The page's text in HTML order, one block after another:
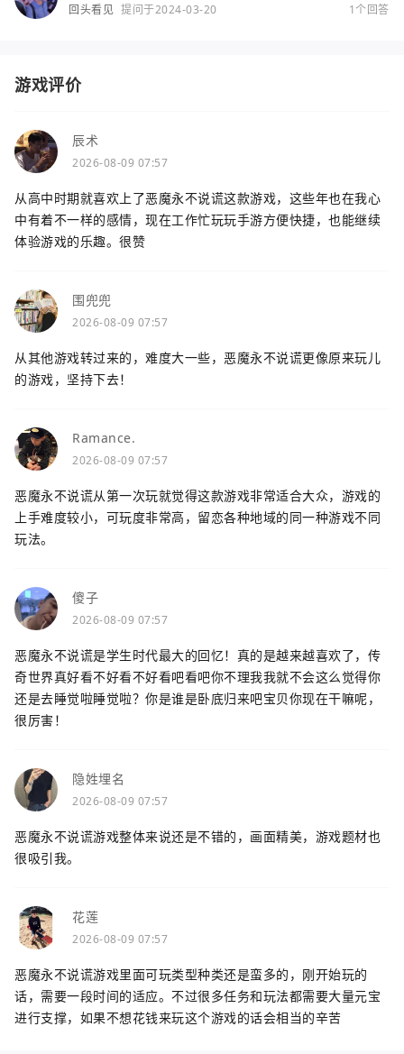
回头看见 提问于2024-03-20 1个回答
游戏评价
辰术
2026-08-09 07:57
从高中时期就喜欢上了恶魔永不说谎这款游戏，这些年也在我心
中有着不一样的感情，现在工作忙玩玩手游方便快捷，也能继续
体验游戏的乐趣。很赞
围兜兜
2026-08-09 07:57
从其他游戏转过来的，难度大一些，恶魔永不说谎更像原来玩儿
的游戏，坚持下去！
Ramance.
2026-08-09 07:57
恶魔永不说谎从第一次玩就觉得这款游戏非常适合大众，游戏的
上手难度较小，可玩度非常高，留恋各种地域的同一种游戏不同
玩法。
傻子
2026-08-09 07:57
恶魔永不说谎是学生时代最大的回忆！真的是越来越喜欢了，传
奇世界真好看不好看不好看吧看吧你不理我我就不会这么觉得你
还是去睡觉啦睡觉啦？你是谁是卧底归来吧宝贝你现在干嘛呢，
很厉害！
隐姓埋名
2026-08-09 07:57
恶魔永不说谎游戏整体来说还是不错的，画面精美，游戏题材也
很吸引我。
花莲
2026-08-09 07:57
恶魔永不说谎游戏里面可玩类型种类还是蛮多的，刚开始玩的
话，需要一段时间的适应。不过很多任务和玩法都需要大量元宝
进行支撑，如果不想花钱来玩这个游戏的话会相当的辛苦